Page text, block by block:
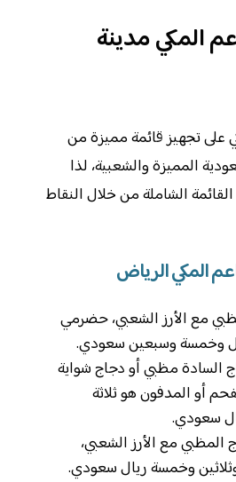
المكي مدينة
تجهيز قائمة مميزة من
المميزة والشعبية، لذا
الشاملة من خلال النقاط
المكي الرياض
مع الأرز الشعبي، حضرمي
وخمسة وسبعين سعودي.
السادة مظبي أو دجاج شواية
أو المدفون هو ثلاثة
سعودي.
مع الأرز الشعبي،
وخمسة ريال سعودي.